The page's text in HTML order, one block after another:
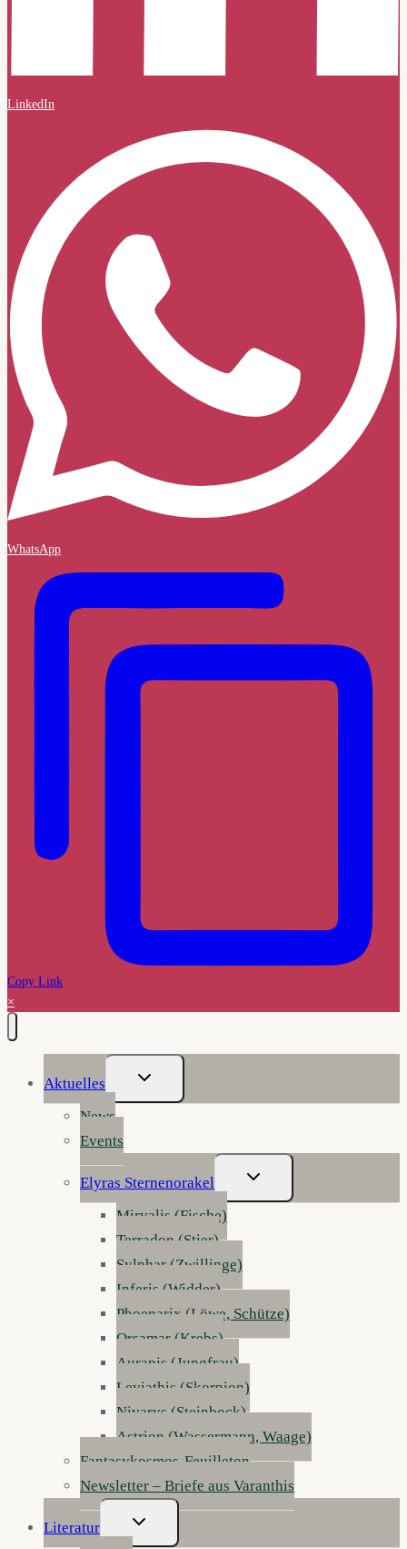
LinkedIn
WhatsApp
Copy Link
×
Aktuelles
Untermenü
Umschalten
News
Events
Elyras Sternenorakel
Untermenü
Umschalten
Mirvalis (Fische)
Terradon (Stier)
Sylphar (Zwillinge)
Inferis (Widder)
Phoenarix (Löwe, Schütze)
Orsamar (Krebs)
Aurapis (Jungfrau)
Leviathis (Skorpion)
Nivarys (Steinbock)
Astrion (Wassermann, Waage)
Fantasykosmos-Feuilleton
Newsletter – Briefe aus Varanthis
Literatur
Untermenü
Umschalten